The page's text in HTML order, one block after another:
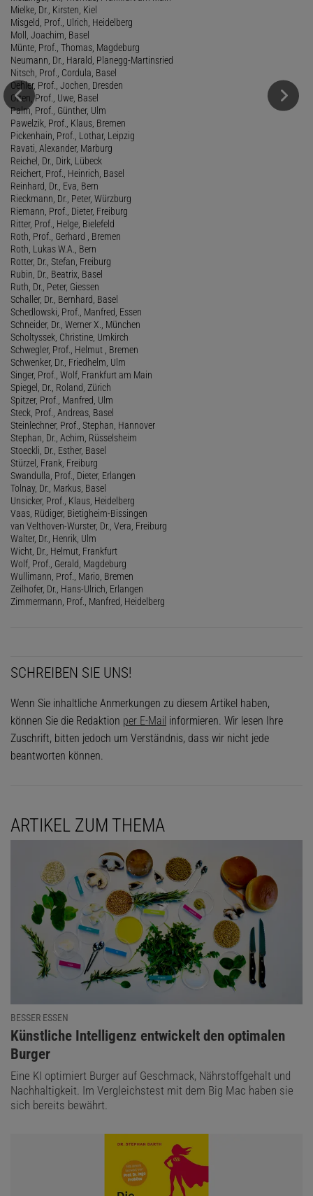
Mielke, Dr., Kirsten, Kiel
Misgeld, Prof., Ulrich, Heidelberg
Moll, Joachim, Basel
Münte, Prof., Thomas, Magdeburg
Neumann, Dr., Harald, Planegg-Martinsried
Nitsch, Prof., Cordula, Basel
Oehler, Prof., Jochen, Dresden
Otten, Prof., Uwe, Basel
Palm, Prof., Günther, Ulm
Pawelzik, Prof., Klaus, Bremen
Pickenhain, Prof., Lothar, Leipzig
Ravati, Alexander, Marburg
Reichel, Dr., Dirk, Lübeck
Reichert, Prof., Heinrich, Basel
Reinhard, Dr., Eva, Bern
Rieckmann, Dr., Peter, Würzburg
Riemann, Prof., Dieter, Freiburg
Ritter, Prof., Helge, Bielefeld
Roth, Prof., Gerhard , Bremen
Roth, Lukas W.A., Bern
Rotter, Dr., Stefan, Freiburg
Rubin, Dr., Beatrix, Basel
Ruth, Dr., Peter, Giessen
Schaller, Dr., Bernhard, Basel
Schedlowski, Prof., Manfred, Essen
Schneider, Dr., Werner X., München
Scholtyssek, Christine, Umkirch
Schwegler, Prof., Helmut , Bremen
Schwenker, Dr., Friedhelm, Ulm
Singer, Prof., Wolf, Frankfurt am Main
Spiegel, Dr., Roland, Zürich
Spitzer, Prof., Manfred, Ulm
Steck, Prof., Andreas, Basel
Steinlechner, Prof., Stephan, Hannover
Stephan, Dr., Achim, Rüsselsheim
Stoeckli, Dr., Esther, Basel
Stürzel, Frank, Freiburg
Swandulla, Prof., Dieter, Erlangen
Tolnay, Dr., Markus, Basel
Unsicker, Prof., Klaus, Heidelberg
Vaas, Rüdiger, Bietigheim-Bissingen
van Velthoven-Wurster, Dr., Vera, Freiburg
Walter, Dr., Henrik, Ulm
Wicht, Dr., Helmut, Frankfurt
Wolf, Prof., Gerald, Magdeburg
Wullimann, Prof., Mario, Bremen
Zeilhofer, Dr., Hans-Ulrich, Erlangen
Zimmermann, Prof., Manfred, Heidelberg
SCHREIBEN SIE UNS!
Wenn Sie inhaltliche Anmerkungen zu diesem Artikel haben,
können Sie die Redaktion per E-Mail informieren. Wir lesen Ihre
Zuschrift, bitten jedoch um Verständnis, dass wir nicht jede
beantworten können.
ARTIKEL ZUM THEMA
BESSER ESSEN
:
Künstliche Intelligenz entwickelt den optimalen
Burger
Eine KI optimiert Burger auf Geschmack, Nährstoffgehalt und
Nachhaltigkeit. Im Vergleichstest mit dem Big Mac haben sie
sich bereits bewährt.